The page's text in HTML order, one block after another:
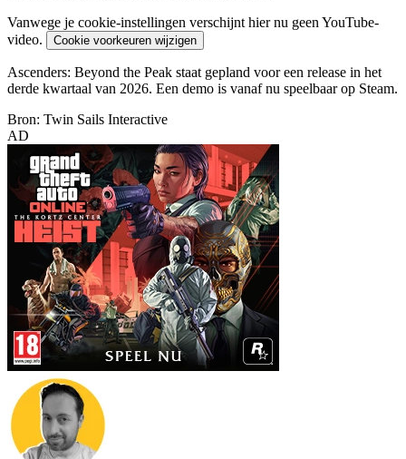
Vanwege je cookie-instellingen verschijnt hier nu geen YouTube-
video.
Cookie voorkeuren wijzigen
Ascenders: Beyond the Peak staat gepland voor een release in het
derde kwartaal van 2026. Een demo is vanaf nu speelbaar op Steam.
Bron: Twin Sails Interactive
AD